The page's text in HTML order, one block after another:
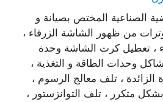
الصناعية المختص بصيانة و
من ظهور الشاشة الزرقاء ،
، تعطيل كرت الشاشة وحدة
وحدات الطاقة و التغذية ،
الزائدة ، تلف معالج الرسوم ،
متكرر ، تلف التوانزستور ،